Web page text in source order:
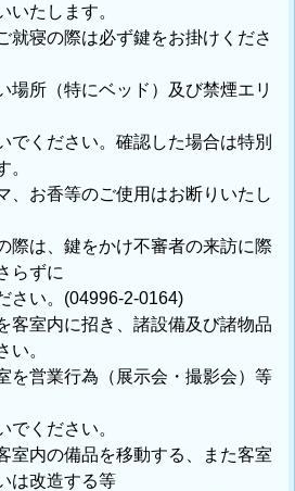
いたします。
就寝の際は必ず鍵をお掛けくださ
場所（特にベッド）及び禁煙エリ
ださい。確認した場合は特別
。
、お香等のご使用はお断りいたし
際は、鍵をかけ不審者の来訪に際
らずに
い。(04996-2-0164)
客室内に招き、諸設備及び諸物品
い。
を営業行為（展示会・撮影会）等
ください。
室内の備品を移動する、また客室
は改造する等